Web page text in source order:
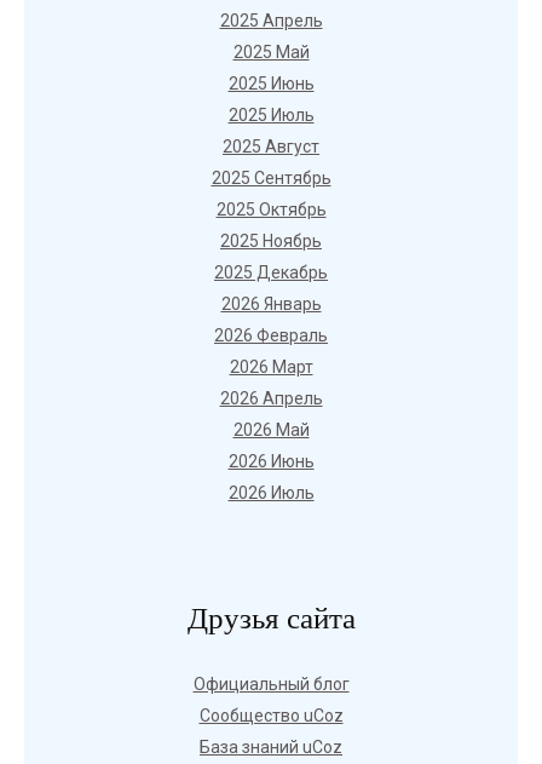
2025 Апрель
2025 Май
2025 Июнь
2025 Июль
2025 Август
2025 Сентябрь
2025 Октябрь
2025 Ноябрь
2025 Декабрь
2026 Январь
2026 Февраль
2026 Март
2026 Апрель
2026 Май
2026 Июнь
2026 Июль
Друзья сайта
Официальный блог
Сообщество uCoz
База знаний uCoz